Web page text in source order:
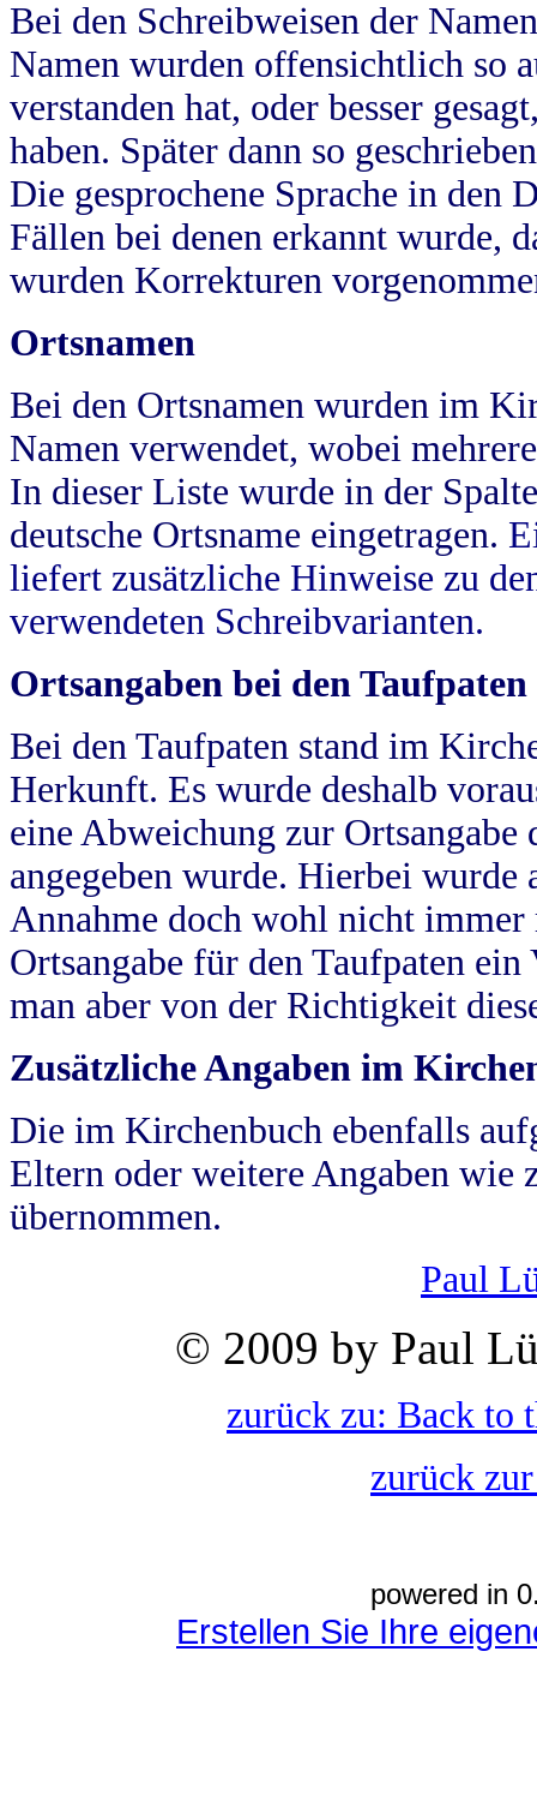
Bei den Schreibweisen der
Namen wurden offensichtlich so
verstanden hat, oder besser
haben. Später dann so
Die gesprochene Sprache in
Fällen bei denen erkannt wurde,
wurden Korrekturen
Ortsnamen
Bei den Ortsnamen wurden im
Namen verwendet, wobei
In dieser Liste wurde in der
deutsche Ortsname eingetragen.
liefert zusätzliche Hinweise zu
verwendeten Schreibvarianten.
Ortsangaben bei den Taufpaten
Bei den Taufpaten stand im
Herkunft. Es wurde deshalb
eine Abweichung zur
angegeben wurde. Hierbei wurde
Annahme doch wohl nicht
Ortsangabe für den Taufpaten
man aber von der Richtigkeit
Zusätzliche Angaben im
Die im Kirchenbuch ebenfalls
Eltern oder weitere Angaben wie
übernommen.
Paul
© 2009 by Paul
zurück zu: Back to
zurück
powered in
Erstellen Sie Ihre